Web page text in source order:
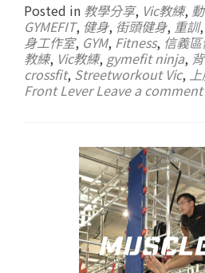
Posted in 教學分享, Vic教練,
GYMEFIT, 健身, 街頭健身, 重訓,
身工作室, GYM, Fitness, 信義
教練, Vic教練, gymefit ninja,
crossfit, Streetworkout Vic,
Front Lever Leave a comment